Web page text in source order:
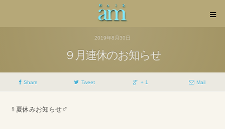
2019年8月30日
９月連休のお知らせ
Share Tweet + 1 Mail
‍♀️ 夏休みお知らせ‍♂️